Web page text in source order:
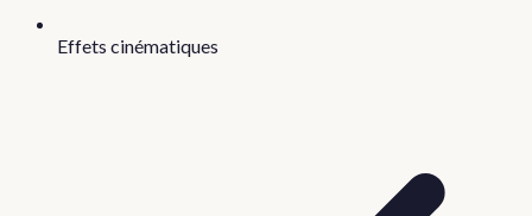
Effets cinématiques